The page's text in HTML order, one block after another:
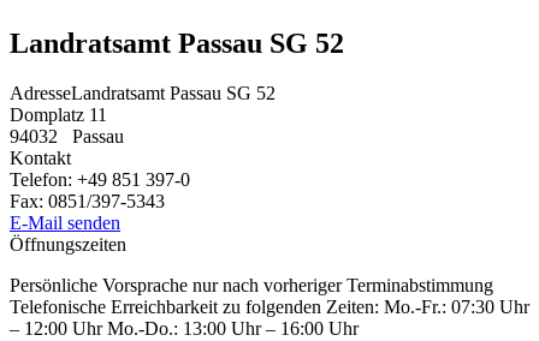
Landratsamt Passau SG 52
AdresseLandratsamt Passau SG 52
Domplatz 11
94032
Passau
Kontakt
Telefon: +49 851 397-0
Fax: 0851/397-5343
E-Mail senden
Öffnungszeiten
Persönliche Vorsprache nur nach vorheriger Terminabstimmung
Telefonische Erreichbarkeit zu folgenden Zeiten: Mo.-Fr.: 07:30 Uhr
– 12:00 Uhr Mo.-Do.: 13:00 Uhr – 16:00 Uhr